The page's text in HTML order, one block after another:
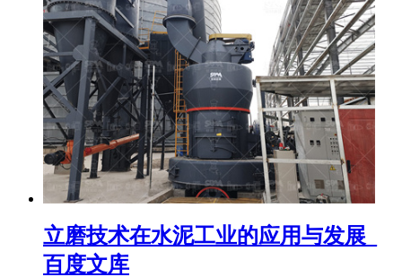
立磨技术在水泥工业的应用与发展_
百度文库